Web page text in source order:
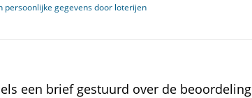
persoonlijke gegevens door loterijen
een brief gestuurd over de beoordeling